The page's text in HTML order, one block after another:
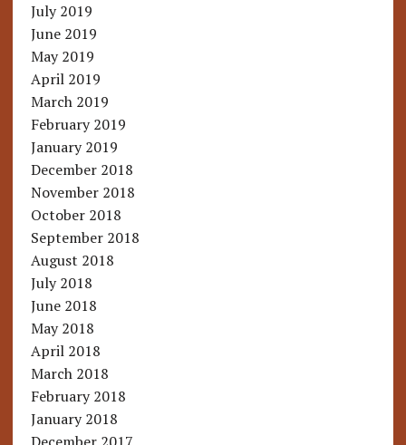
July 2019
June 2019
May 2019
April 2019
March 2019
February 2019
January 2019
December 2018
November 2018
October 2018
September 2018
August 2018
July 2018
June 2018
May 2018
April 2018
March 2018
February 2018
January 2018